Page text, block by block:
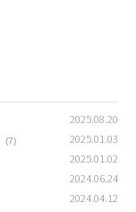
2025.08.20
(7) 2025.01.03
2025.01.02
2024.06.24
2024.04.12